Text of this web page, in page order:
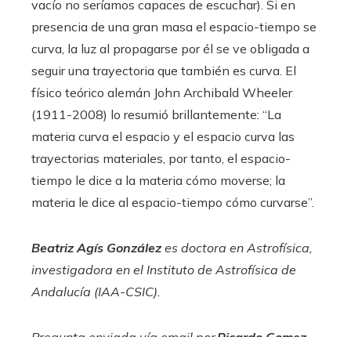
vacío no seríamos capaces de escuchar). Si en
presencia de una gran masa el espacio-tiempo se
curva, la luz al propagarse por él se ve obligada a
seguir una trayectoria que también es curva. El
físico teórico alemán John Archibald Wheeler
(1911-2008) lo resumió brillantemente: “La
materia curva el espacio y el espacio curva las
trayectorias materiales, por tanto, el espacio-
tiempo le dice a la materia cómo moverse; la
materia le dice al espacio-tiempo cómo curvarse”.
Beatriz Agís Gonzálezes doctora en Astrofísica,
investigadora en el Instituto de Astrofísica de
Andalucía (IAA-CSIC).